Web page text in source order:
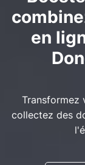
en
Transformez
collectez des